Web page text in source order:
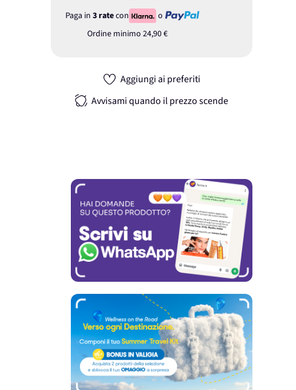
Paga in 3 ratecon
o
Ordine minimo 24,90 €
Aggiungi ai preferiti
Avvisami quando il prezzo scende